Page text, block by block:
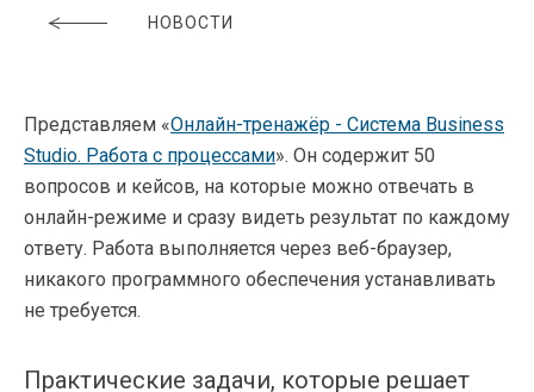
НОВОСТИ
Представляем «Онлайн-тренажёр - Система Business
Studio. Работа с процессами». Он содержит 50
вопросов и кейсов, на которые можно отвечать в
онлайн-режиме и сразу видеть результат по каждому
ответу. Работа выполняется через веб-браузер,
никакого программного обеспечения устанавливать
не требуется.
Практические задачи, которые решает